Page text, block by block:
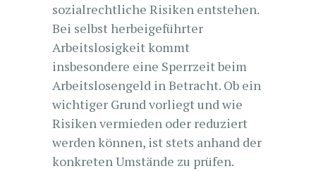
sozialrechtliche Risiken entstehen.
Bei selbst herbeigeführter
Arbeitslosigkeit kommt
insbesondere eine Sperrzeit beim
Arbeitslosengeld in Betracht. Ob ein
wichtiger Grund vorliegt und wie
Risiken vermieden oder reduziert
werden können, ist stets anhand der
konkreten Umstände zu prüfen.